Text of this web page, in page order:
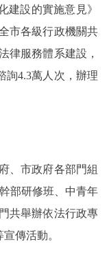
建設的實施意見》
市各級行政機關共
律服務體系建設，
詢4.3萬人次，辦理
、市政府各部門組
部研修班、中青年
共舉辦依法行政專
傳活動。